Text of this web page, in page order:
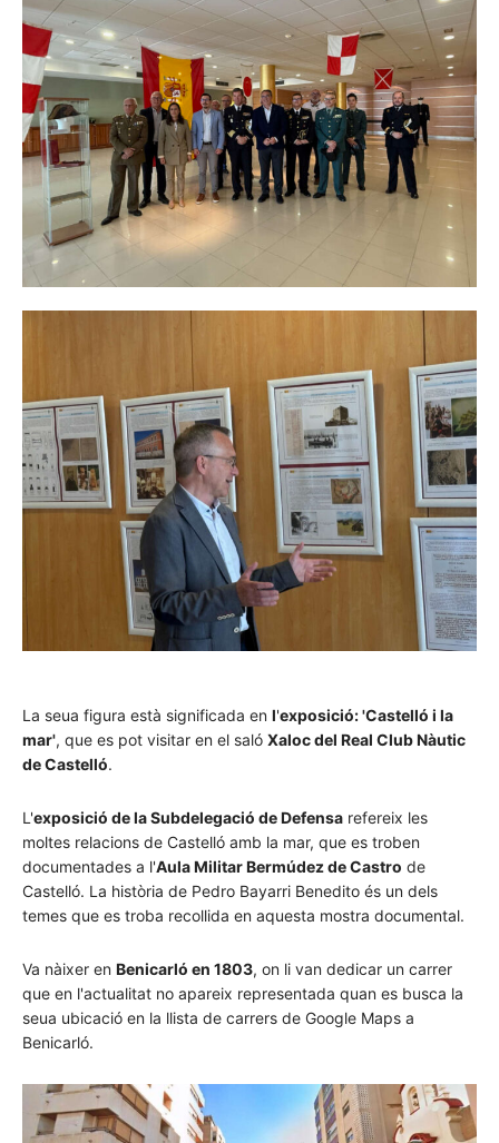
La seua figura està significada en l'exposició: 'Castelló i la
mar', que es pot visitar en el saló Xaloc del Real Club Nàutic
de Castelló.
L'exposició de la Subdelegació de Defensa refereix les
moltes relacions de Castelló amb la mar, que es troben
documentades a l'Aula Militar Bermúdez de Castro de
Castelló. La història de Pedro Bayarri Benedito és un dels
temes que es troba recollida en aquesta mostra documental.
Va nàixer en Benicarló en 1803, on li van dedicar un carrer
que en l'actualitat no apareix representada quan es busca la
seua ubicació en la llista de carrers de Google Maps a
Benicarló.